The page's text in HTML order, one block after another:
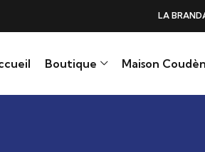
DE MORUE PRÉFÉRÉE DES GOURMANDS,
Boutique Maison